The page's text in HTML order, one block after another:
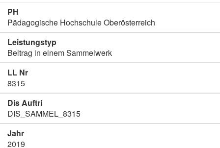
PH
Pädagogische Hochschule Oberösterreich
Leistungstyp
Beitrag in einem Sammelwerk
LL Nr
8315
Dis Auftri
DIS_SAMMEL_8315
Jahr
2019